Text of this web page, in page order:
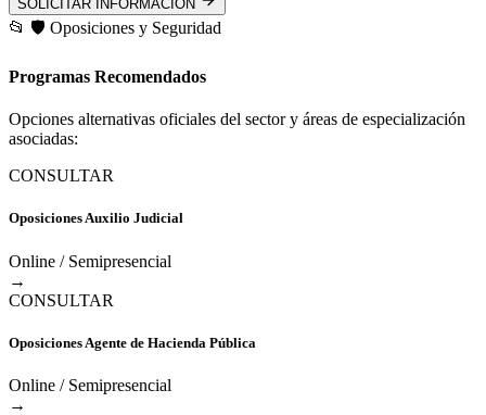
SOLICITAR INFORMACIÓN
📂 🛡️ Oposiciones y Seguridad
Programas Recomendados
Opciones alternativas oficiales del sector y áreas de especialización
asociadas:
CONSULTAR
Oposiciones Auxilio Judicial
Online / Semipresencial
→
CONSULTAR
Oposiciones Agente de Hacienda Pública
Online / Semipresencial
→